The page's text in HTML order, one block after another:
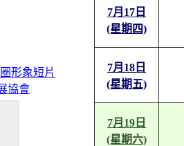
7月17日
(星期四)
7月18日
(星期五)
7月19日
(星期六)